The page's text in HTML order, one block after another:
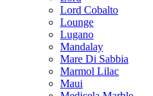
Lord Cobalto
Lounge
Lugano
Mandalay
Mare Di Sabbia
Marmol Lilac
Maui